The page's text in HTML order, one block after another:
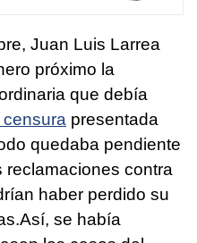
Juan Luis Larrea
próximo la
que debía
presentada
quedaba pendiente
reclamaciones contra
haber perdido su
se había